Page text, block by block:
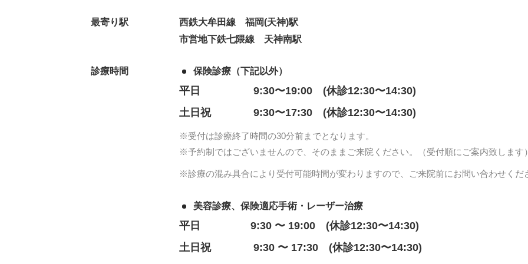
最寄り駅
西鉄大牟田線 福岡(天神)駅
市営地下鉄七隈線 天神南駅
診療時間 保険診療（下記以外）
平日
9:30〜19:00 (休診12:30〜14:30)
土日祝
9:30〜17:30 (休診12:30〜14:30)
※受付は診療終了時間の30分前までとなります。
※予約制ではございませんので、そのままご来院ください。（受付順にご案内致します）
※診療の混み具合により受付可能時間が変わりますので、ご来院前にお問い合わせくだ
美容診療、保険適応手術・レーザー治療
平日
9:30 〜 19:00 (休診12:30〜14:30)
土日祝
9:30 〜 17:30 (休診12:30〜14:30)